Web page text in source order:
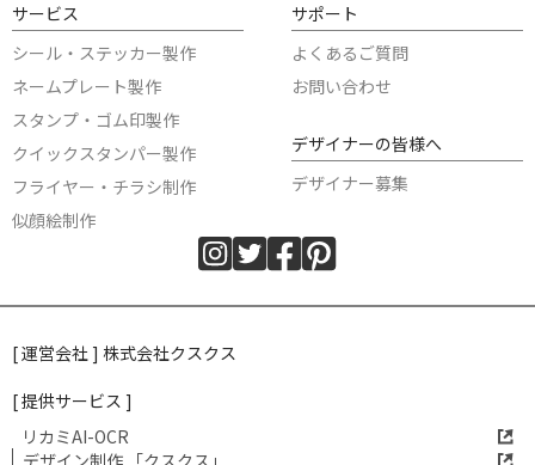
サービス
シール・ステッカー製作
ネームプレート製作
スタンプ・ゴム印製作
クイックスタンパー製作
フライヤー・チラシ制作
似顔絵制作
サポート
よくあるご質問
お問い合わせ
デザイナーの皆様へ
デザイナー募集
[ 運営会社 ] 株式会社クスクス
[ 提供サービス ]
リカミAI-OCR